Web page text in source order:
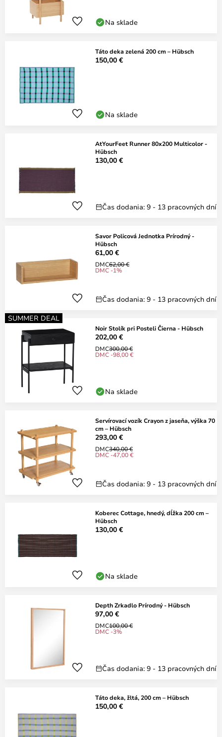
Na sklade
Táto deka zelená 200 cm – Hübsch
150,00 €
Na sklade
AtYourFeet Runner 80x200 Multicolor -
Hübsch
130,00 €
Čas dodania: 9 - 13 pracovných dní
Savor Policová Jednotka Prírodný -
Hübsch
61,00 €
DMC62,00 €
DMC -1%
Čas dodania: 9 - 13 pracovných dní
SUMMER DEAL
Noir Stolík pri Posteli Čierna - Hübsch
202,00 €
DMC300,00 €
DMC -98,00 €
Na sklade
Servírovací vozík Crayon z jaseňa, výška 70
cm – Hübsch
293,00 €
DMC340,00 €
DMC -47,00 €
Čas dodania: 9 - 13 pracovných dní
Koberec Cottage, hnedý, dĺžka 200 cm –
Hübsch
130,00 €
Na sklade
Depth Zrkadlo Prírodný - Hübsch
97,00 €
DMC100,00 €
DMC -3%
Čas dodania: 9 - 13 pracovných dní
Táto deka, žltá, 200 cm – Hübsch
150,00 €